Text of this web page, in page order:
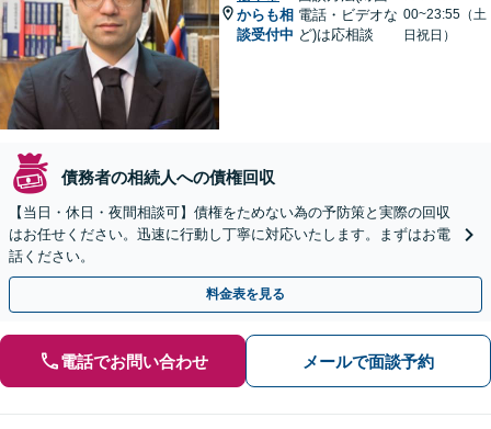
からも相
談受付中
電話・ビデオな
ど)は応相談
00~23:55（土
日祝日）
債務者の相続人への債権回収
【当日・休日・夜間相談可】債権をためない為の予防策と実際の回収
はお任せください。迅速に行動し丁寧に対応いたします。まずはお電
話ください。
料金表を見る
電話でお問い合わせ メールで面談予約